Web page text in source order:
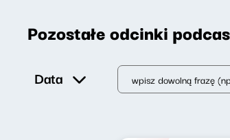
Pozostałe odcinki
Data